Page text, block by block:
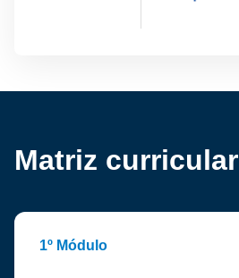
Matriz curricular
1º Módulo